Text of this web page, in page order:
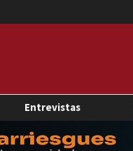
Entrevistas